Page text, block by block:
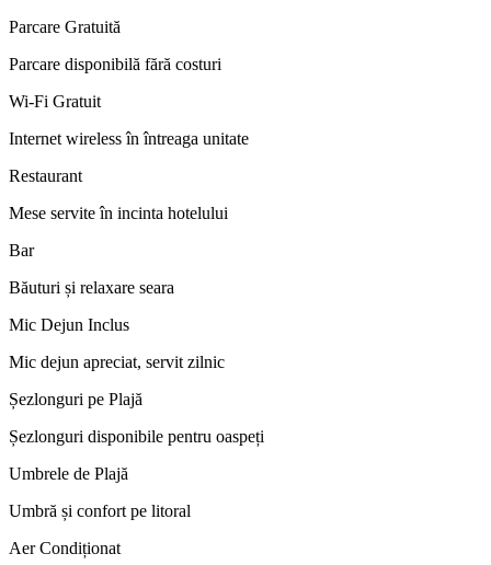
Parcare Gratuită
Parcare disponibilă fără costuri
Wi-Fi Gratuit
Internet wireless în întreaga unitate
Restaurant
Mese servite în incinta hotelului
Bar
Băuturi și relaxare seara
Mic Dejun Inclus
Mic dejun apreciat, servit zilnic
Șezlonguri pe Plajă
Șezlonguri disponibile pentru oaspeți
Umbrele de Plajă
Umbră și confort pe litoral
Aer Condiționat